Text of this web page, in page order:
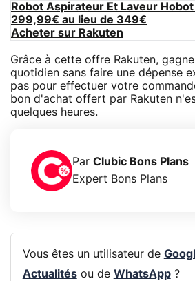
Robot Aspirateur Et Laveur
299,99€ au lieu de 349€
Acheter sur Rakuten
Grâce à cette offre Rakuten,
quotidien sans faire une dépense
pas pour effectuer votre
bon d'achat offert par Rakuten
quelques heures.
Par Clubic Bons Plans
Expert Bons Plans
Vous êtes un utilisateur de
Actualitésou de WhatsApp?